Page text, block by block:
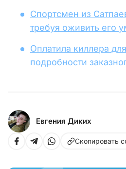
Спортсмен из
требуя оживить его
Оплатила киллера
подробности
Евгения Диких
Скопировать